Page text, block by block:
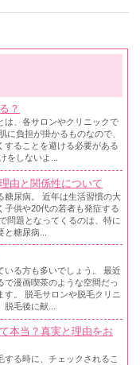
？
は、各サロンやクリニックで
に負担が掛かるものなので、
することを避ける必要がある
をしないよ...
由と関係性について
糖尿病。 近年は生活習慣の大
子供や20代の若者も発症する
問題となってくるのは、特に
糖尿病...
いる方も多いでしょう。 最近
で漫画喫茶のような空間だっ
す。 脱毛サロンや脱毛クリニ
毛後に献...
本当？真実と理由をお
する時に、チェックされるこ